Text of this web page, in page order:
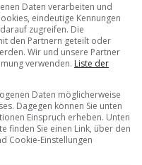
Daten verarbeiten und
eindeutige Kennungen
zugreifen. Die
den Partnern geteilt oder
Wir und unsere Partner
verwenden. Liste der
Daten möglicherweise
Dagegen können Sie unten
Einspruch erheben. Unten
finden Sie einen Link, über den
Cookie-Einstellungen